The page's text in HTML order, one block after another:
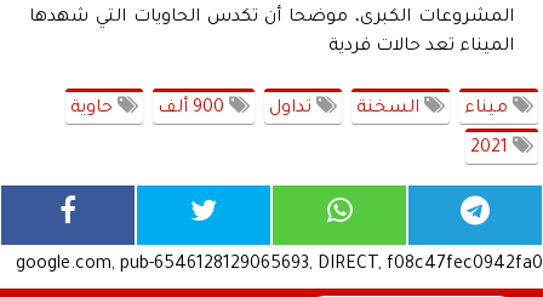
المشروعات الكبرى، موضحا أن تكدس الحاويات التي شهدها
الميناء تعد حالات فردية
ميناء السخنة تداول حاوية
google.com, pub-6546128129065693, DIRECT, f08c47fec0942fa0